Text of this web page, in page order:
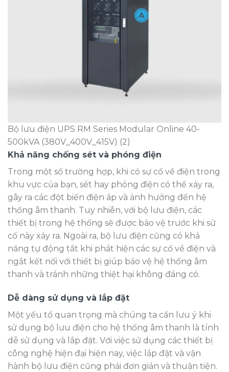
Bộ lưu điện UPS RM Series Modular Online 40-
500kVA (380V_400V_415V) (2)
Khả năng chống sét và phóng điện
Trong một số trường hợp, khi có sự cố về điện trong
khu vực của bạn, sét hay phóng điện có thể xảy ra,
gây ra các đột biến điện áp và ảnh hưởng đến hệ
thống âm thanh. Tuy nhiên, với bộ lưu điện, các
thiết bị trong hệ thống sẽ được bảo vệ trước khi sử
cố này xảy ra. Ngoài ra, bộ lưu điện cũng có khả
năng tự động tắt khi phát hiện các sự cố về điện và
ngắt kết nối với thiết bị giúp bảo vệ hệ thống âm
thanh và tránh những thiệt hại không đáng có.
Dễ dàng sử dụng và lắp đặt
Một yếu tố quan trọng mà chúng ta cần lưu ý khi
sử dụng bộ lưu điện cho hệ thống âm thanh là tính
dễ sử dụng và lắp đặt. Với việc sử dụng các thiết bị
công nghệ hiện đại hiện nay, việc lắp đặt và vận
hành bộ lưu điện cũng phải đơn giản và thuận tiện.